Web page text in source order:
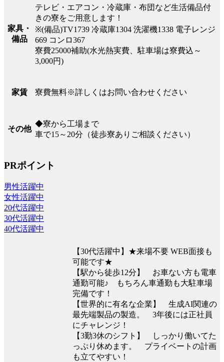
家具・
備品
テレビ・エアコン・冷蔵庫・布団など生活備品付
きの寮をご用意します！
※(備品)TV1739 冷蔵庫1304 洗濯機1338 電子レンジ
669 コンロ367
寮費25000補助(水光熱実費、駐車場は寮費込～
3,000円)
家賃 寮費無料※詳しくはお問い合わせください
その他
◆寮から工場まで
車で15～20分（徒歩寮ありご相談ください）
PRポイント
男性活躍中
女性活躍中
20代活躍中
30代活躍中
40代活躍中
【30代活躍中】★来場不要 WEB面接も
可能です★
【駅から徒歩12分】 お車ない方も電車
通勤可能♪ もちろん車通勤も大駐車場
完備です！
【世界的に有名な企業】 生成AI関連の
最先端製品の製造。 3年後には正社員
にチャレンジ！
【3勤3休のシフト】 しっかり働いてた
っぷり休めます。 プライベートの計画
も立てやすい！